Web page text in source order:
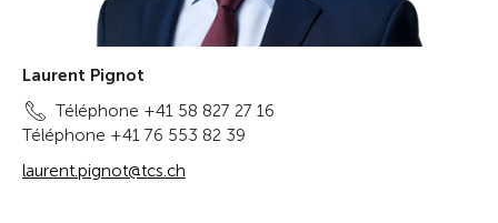
Laurent Pignot
Téléphone +41 58 827 27 16
Téléphone +41 76 553 82 39
laurent.pignot@tcs.ch